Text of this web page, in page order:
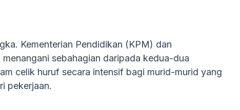
Kementerian Pendidikan (KPM) dan
sebahagian daripada kedua-dua
celik huruf secara intensif bagi murid-murid yang
pekerjaan.